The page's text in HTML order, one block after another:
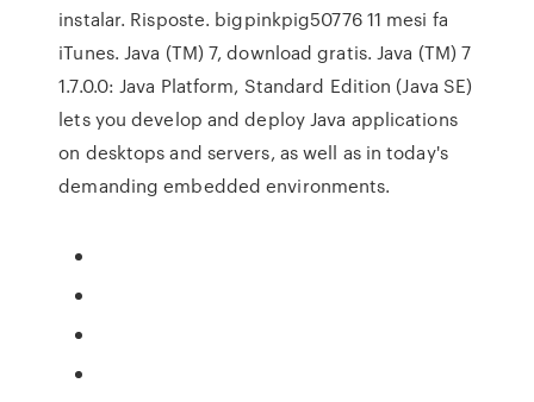
instalar. Risposte. bigpinkpig50776 11 mesi fa
iTunes. Java (TM) 7, download gratis. Java (TM) 7
1.7.0.0: Java Platform, Standard Edition (Java SE)
lets you develop and deploy Java applications
on desktops and servers, as well as in today's
demanding embedded environments.